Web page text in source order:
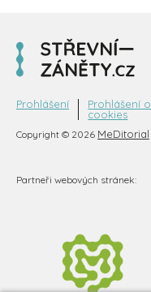
Copyright © 2026 MeDitorial
Prohlášení
Prohlášení o
cookies
Partneři webových stránek: